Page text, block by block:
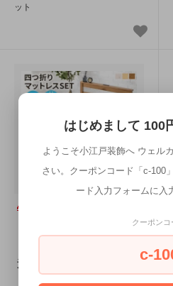
ット
付シングルベッド MB-
5108S1180 メーカー直
道・沖縄は別途送料が掛
かります。)
はじめまして 100
ようこそ小江戸装飾へ ウェル
さい。クーポンコード「c-100
ード入力フォームに入
クーポンコ
c-